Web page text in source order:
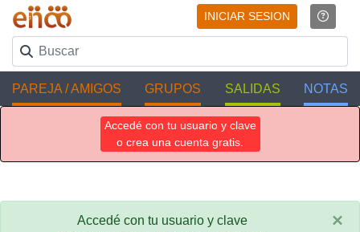
INICIAR SESION
PAREJA / AMIGOS GRUPOS SALIDAS NOTAS
Accedé con tu usuario y clave
o crea una cuenta gratis.
Accedé con tu usuario y clave
×